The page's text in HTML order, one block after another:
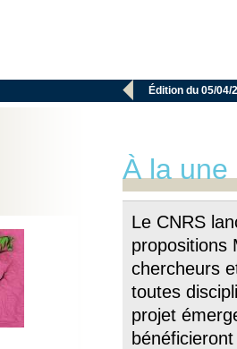
 Édition du 05/04/
À la une
Le CNRS
propositions
chercheurs
toutes
projet